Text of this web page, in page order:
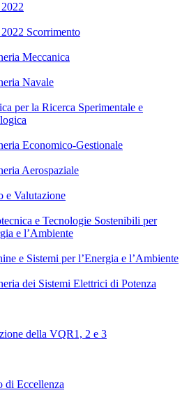
Scorrimento
Meccanica
Navale
per la Ricerca Sperimentale e
Economico-Gestionale
Aerospaziale
e Valutazione
e Tecnologie Sostenibili per
e l’Ambiente
e Sistemi per l’Energia e l’Ambiente
dei Sistemi Elettrici di Potenza
della VQR1, 2 e 3
di Eccellenza